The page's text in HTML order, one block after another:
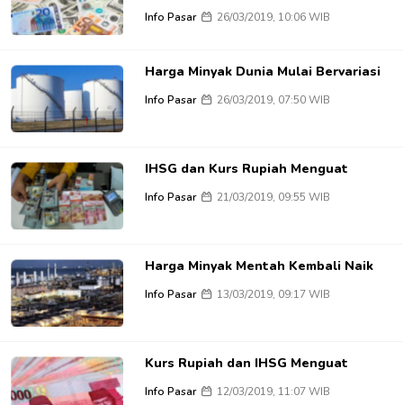
Info Pasar 26/03/2019, 10:06 WIB
Harga Minyak Dunia Mulai Bervariasi
Info Pasar 26/03/2019, 07:50 WIB
IHSG dan Kurs Rupiah Menguat
Info Pasar 21/03/2019, 09:55 WIB
Harga Minyak Mentah Kembali Naik
Info Pasar 13/03/2019, 09:17 WIB
Kurs Rupiah dan IHSG Menguat
Info Pasar 12/03/2019, 11:07 WIB